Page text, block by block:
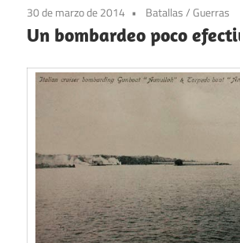
historia
30 de marzo de 2014 Batallas/Guerras
Un bombardeo poco